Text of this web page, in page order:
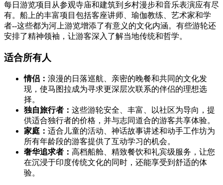
每日游览项目从参观寺庙和建筑到乡村漫步和音乐表演应有尽
有。船上的丰富项目包括客座讲师、瑜伽教练、艺术家和学
者--这些都为河上游览增添了有意义的文化内涵。有些游轮还
安排了精神领袖，让游客深入了解当地传统和哲学。
适合所有人
情侣： 浪漫的日落巡航、亲密的晚餐和共同的文化发
现，使马图拉成为寻求更深层次联系的伴侣的理想选
择。
独自旅行者： 这些游轮安全、丰富、以社区为导向，提
供适合独行者的价格，并与志同道合的游客共享体验。
家庭： 适合儿童的活动、神话故事讲述和动手工作坊为
所有年龄段的游客提供了互动学习的机会。
奢华追求者： 高档船舱、精致餐饮和礼宾级服务，让您
在沉浸于印度传统文化的同时，还能享受到舒适的体
验。